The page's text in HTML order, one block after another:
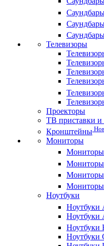
Телевизоры
Проекторы
ТВ приставки
Кронштейны
Мониторы
Мониторы
Ноутбуки
Ноутбуки
Ноутбуки
Ноутбуки
Ноутбуки